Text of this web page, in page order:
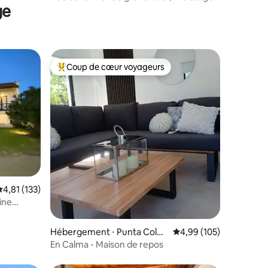
: 4,97 sur 5
moyenne sur la base de 133 commentaires : 4,81 sur 5
4,81 (133)
Coups de cœur voyageurs les plus appréciés
Coup de cœur voyageurs
Hébergement ⋅ Punta Color
ada
Évaluation moyenne
4,99 (105)
En Calma - Maison de repos